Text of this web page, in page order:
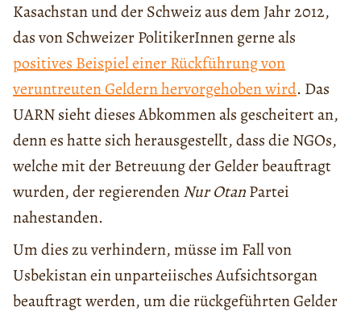
Kasachstan und der Schweiz aus dem Jahr 2012,
das von Schweizer PolitikerInnen gerne als
positives Beispiel einer Rückführung von
veruntreuten Geldern hervorgehoben wird. Das
UARN sieht dieses Abkommen als gescheitert an,
denn es hatte sich herausgestellt, dass die NGOs,
welche mit der Betreuung der Gelder beauftragt
wurden, der regierendenNur OtanPartei
nahestanden.
Um dies zu verhindern, müsse im Fall von
Usbekistan ein unparteiisches Aufsichtsorgan
beauftragt werden, um die rückgeführten Gelder